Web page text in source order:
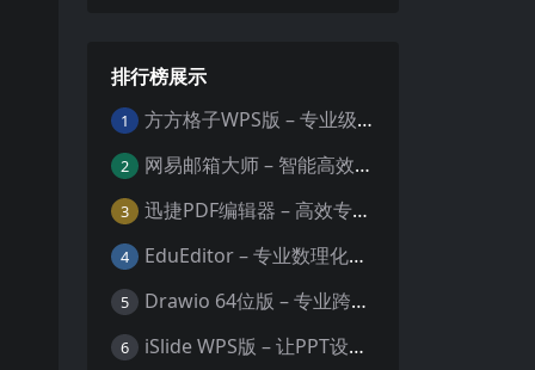
排行榜展示
1 方方格子WPS版 – 专业级Excel/WPS表格效率增强插件
2 网易邮箱大师 – 智能高效的全平台邮箱管理专家
3 迅捷PDF编辑器 – 高效专业的PDF编辑与格式处理工具
4 EduEditor – 专业数理化公式与科学文档编辑器
5 Drawio 64位版 – 专业跨平台图表设计与协作工具
6 iSlide WPS版 – 让PPT设计效率提升10倍的专业插件